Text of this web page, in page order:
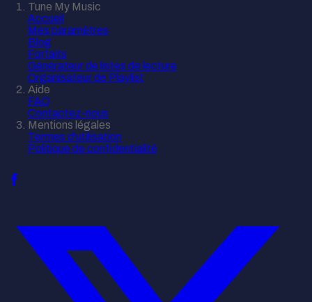
Tune My Music
Accueil
Mes paramètres
Blog
Forfaits
Générateur de listes de lecture
Organisateur de Playlist
Aide
FAQ
Contactez-nous
Mentions légales
Termes d'utilisation
Politique de confidentialité